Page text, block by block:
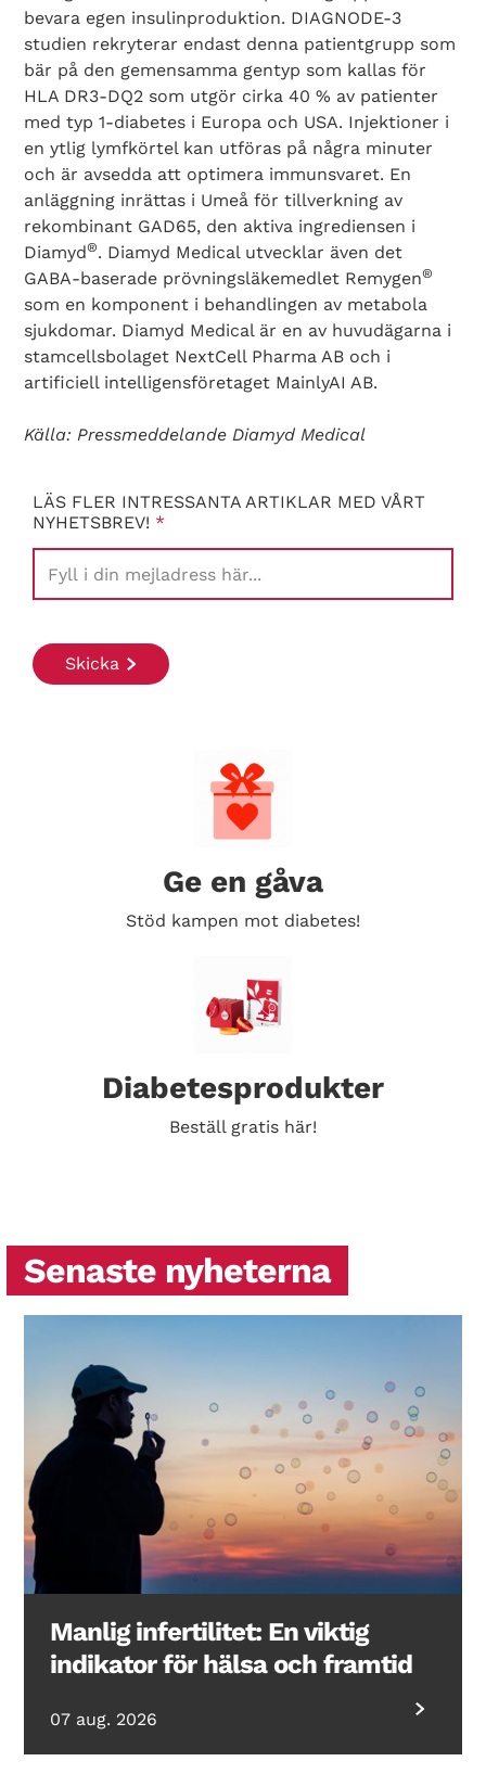
Search Diabetes Wellness Sverige
bevara egen insulinproduktion. DIAGNODE-3
studien rekryterar endast denna patientgrupp som
bär på den gemensamma gentyp som kallas för
HLA DR3-DQ2 som utgör cirka 40 % av patienter
med typ 1-diabetes i Europa och USA. Injektioner i
en ytlig lymfkörtel kan utföras på några minuter
och är avsedda att optimera immunsvaret. En
anläggning inrättas i Umeå för tillverkning av
rekombinant GAD65, den aktiva ingrediensen i
Diamyd®. Diamyd Medical utvecklar även det
GABA-baserade prövningsläkemedlet Remygen®
som en komponent i behandlingen av metabola
sjukdomar. Diamyd Medical är en av huvudägarna i
stamcellsbolaget NextCell Pharma AB och i
artificiell intelligensföretaget MainlyAI AB.
Källa: Pressmeddelande Diamyd Medical
LÄS FLER INTRESSANTA ARTIKLAR MED VÅRT
NYHETSBREV! *
Ge en gåva
Stöd kampen mot diabetes!
Diabetesprodukter
Beställ gratis här!
Senaste nyheterna
Manlig infertilitet: En viktig
indikator för hälsa och framtid
07 aug. 2026